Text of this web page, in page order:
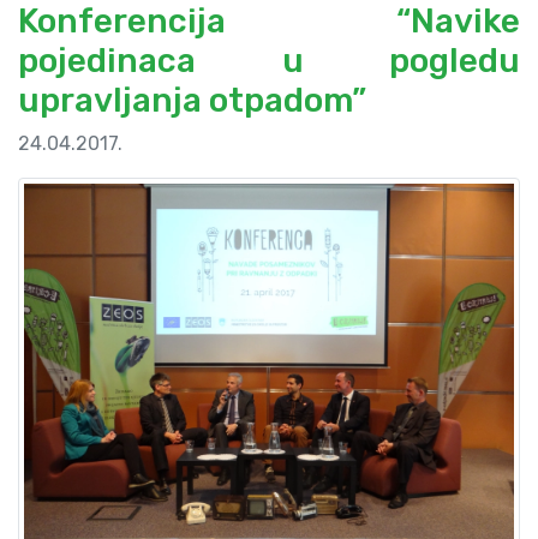
Konferencija “Navike
pojedinaca u pogledu
upravljanja otpadom”
24.04.2017.